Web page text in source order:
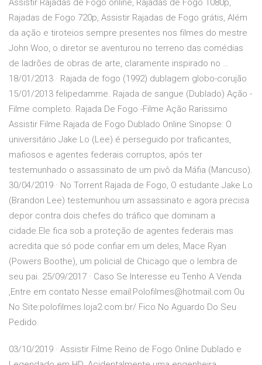
Assistir Rajadas de Fogo online, Rajadas de Fogo 1080p,
Rajadas de Fogo 720p, Assistir Rajadas de Fogo grátis, Além
da ação e tiroteios sempre presentes nos filmes do mestre
John Woo, o diretor se aventurou no terreno das comédias
de ladrões de obras de arte, claramente inspirado no …
18/01/2013 · Rajada de fogo (1992) dublagem globo-corujão
15/01/2013 felipedamme. Rajada de sangue (Dublado) Ação -
Filme completo. Rajada De Fogo -Filme Ação Rarissimo
Assistir Filme Rajada de Fogo Dublado Online Sinopse: O
universitário Jake Lo (Lee) é perseguido por traficantes,
mafiosos e agentes federais corruptos, após ter
testemunhado o assassinato de um pivô da Máfia (Mancuso).
30/04/2019 · No Torrent Rajada de Fogo, O estudante Jake Lo
(Brandon Lee) testemunhou um assassinato e agora precisa
depor contra dois chefes do tráfico que dominam a
cidade.Ele fica sob a proteção de agentes federais mas
acredita que só pode confiar em um deles, Mace Ryan
(Powers Boothe), um policial de Chicago que o lembra de
seu pai. 25/09/2017 · Caso Se Interesse eu Tenho A Venda
,Entre em contato Nesse email:Polofilmes@hotmail.com Ou
No Site:polofilmes.loja2.com.br/ Fico No Aguardo Do Seu
Pedido.
03/10/2019 · Assistir Filme Reino de Fogo Online Dublado e